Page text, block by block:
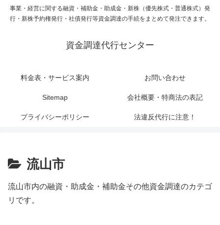
事業・経営に関する融資・補助金・助成金・新株（優先株式・普通株式）発
行・新株予約権発行・社債発行等資金調達の手続をまとめて発注できます。
資金調達代行センター
料金表・サービス案内 お問い合わせ
Sitemap 会社概要・特商法の表記
プライバシーポリシー 法違反代行に注意！
流山市
流山市内の融資・助成金・補助金その他資金調達のカテゴ
リです。